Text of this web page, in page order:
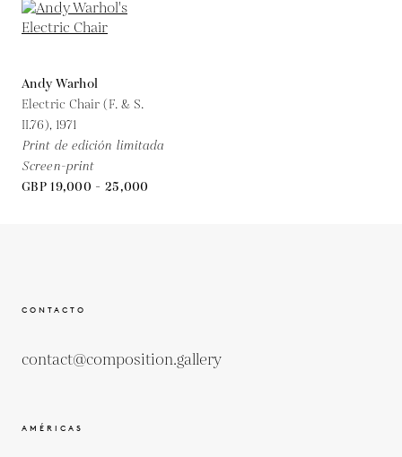
Andy Warhol
Electric Chair (F. & S.
II.76), 1971
Print de edición limitada
Screen-print
GBP 19,000 - 25,000
CONTACTO
contact@composition.gallery
AMÉRICAS